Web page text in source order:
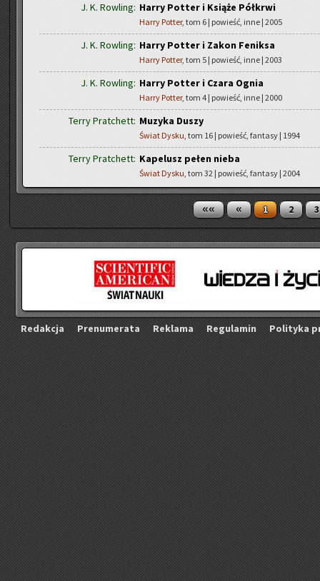
J. K. Rowling: Harry Potter i Książe Półkrwi
Harry Potter, tom 6 | powieść, inne | 2005
J. K. Rowling: Harry Potter i Zakon Feniksa
Harry Potter, tom 5 | powieść, inne | 2003
J. K. Rowling: Harry Potter i Czara Ognia
Harry Potter, tom 4 | powieść, inne | 2000
Terry Pratchett: Muzyka Duszy
Świat Dysku, tom 16 | powieść, fantasy | 1994
Terry Pratchett: Kapelusz pełen nieba
Świat Dysku, tom 32 | powieść, fantasy | 2004
«« « 1 2 3
Re­dak­cja Pre­nu­me­ra­ta Re­kla­ma Re­gu­la­min Po­li­ty­ka